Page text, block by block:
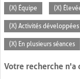
(X) Équipe (X)
(X) Activités
(X) En plusieurs séances
Votre recherche n'a